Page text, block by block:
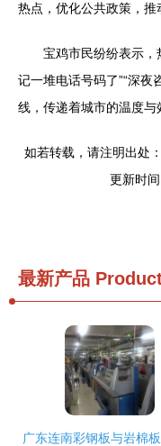
热点，优化公共政策，推
宝鸡市民纷纷表示
记一堆电话号码了”“深夜
线，传递着城市的温度与
如若转载，请注明出处
更新时
最新产品